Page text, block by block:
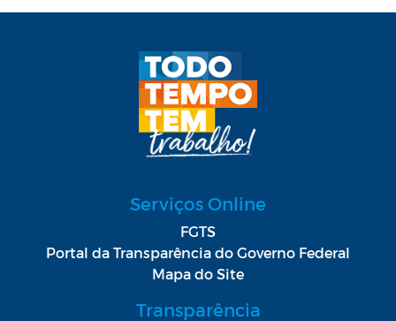
Serviços Online
FGTS
Portal da Transparência do Governo Federal
Mapa do Site
Transparência